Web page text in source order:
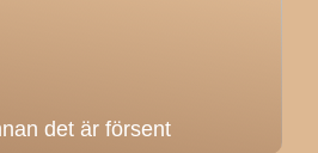
det är försent